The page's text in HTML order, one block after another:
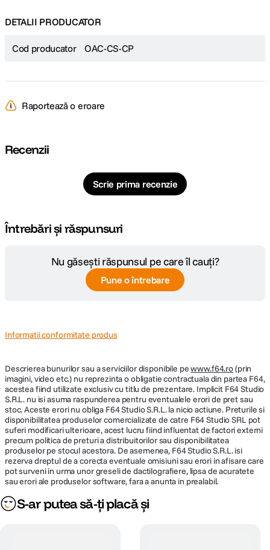
DETALII PRODUCATOR
Cod producator OAC-CS-CP
Raportează o eroare
Recenzii
Scrie prima recenzie
Întrebări și răspunsuri
Nu găsești răspunsul pe care îl cauți?
Pune o întrebare
Informatii conformitate produs
Descrierea bunurilor sau a serviciilor disponibile pewww.f64.ro(prin
imagini, video etc.) nu reprezinta o obligatie contractuala din partea F64,
acestea fiind utilizate exclusiv cu titlu de prezentare. Implicit F64 Studio
S.R.L. nu isi asuma raspunderea pentru eventualele erori de pret sau
stoc. Aceste erori nu obliga F64 Studio S.R.L. la nicio actiune. Preturile si
disponibilitatea produselor comercializate de catre F64 Studio SRL pot
suferi modificari ulterioare, acest lucru fiind influentat de factori externi
precum politica de preturi a distribuitorilor sau disponibilitatea
produselor pe stocul acestora. De asemenea, F64 Studio S.R.L. isi
rezerva dreptul de a corecta eventuale omisiuni sau erori in afisare care
pot surveni in urma unor greseli de dactilografiere, lipsa de acuratete
sau erori ale produselor software, fara a anunta in prealabil.
S-ar putea să-ți placă și